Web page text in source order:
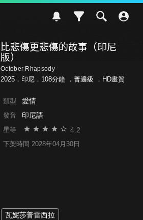
比悲傷更悲傷的故事（印尼
版）
October Rhapsody
2025．印尼．108分鐘 ． 普遍級 ．HD畫質
類型 愛情
發音 印尼語
星等 4.2
下架時間 2028年04月30日
瓦妮莎普雷西拉